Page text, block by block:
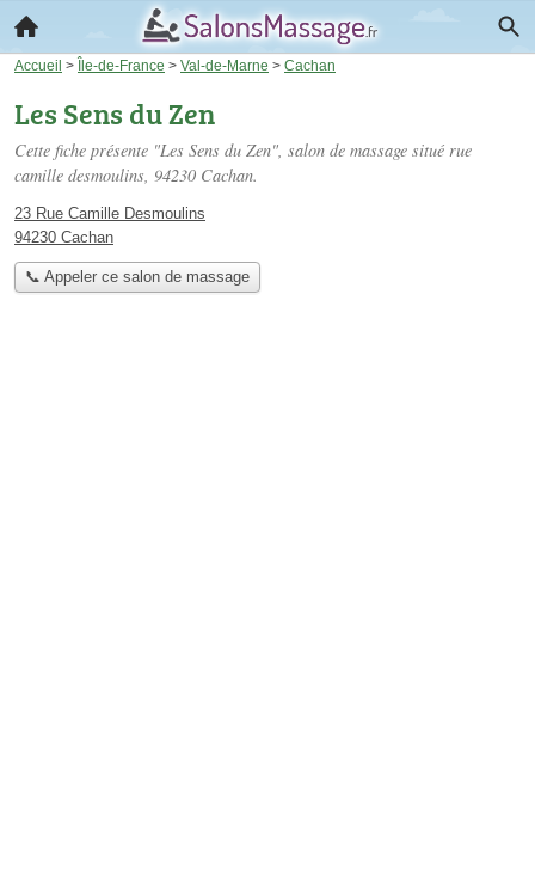
Accueil > Île-de-France > Val-de-Marne > Cachan
Les Sens du Zen
Cette fiche présente "Les Sens du Zen", salon de massage situé rue
camille desmoulins, 94230 Cachan.
23 Rue Camille Desmoulins
94230 Cachan
📞 Appeler ce salon de massage